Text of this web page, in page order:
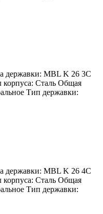
державки: MBL K 26 3C
корпуса: Сталь Общая
Тип державки:
державки: MBL K 26 4C
корпуса: Сталь Общая
Тип державки: